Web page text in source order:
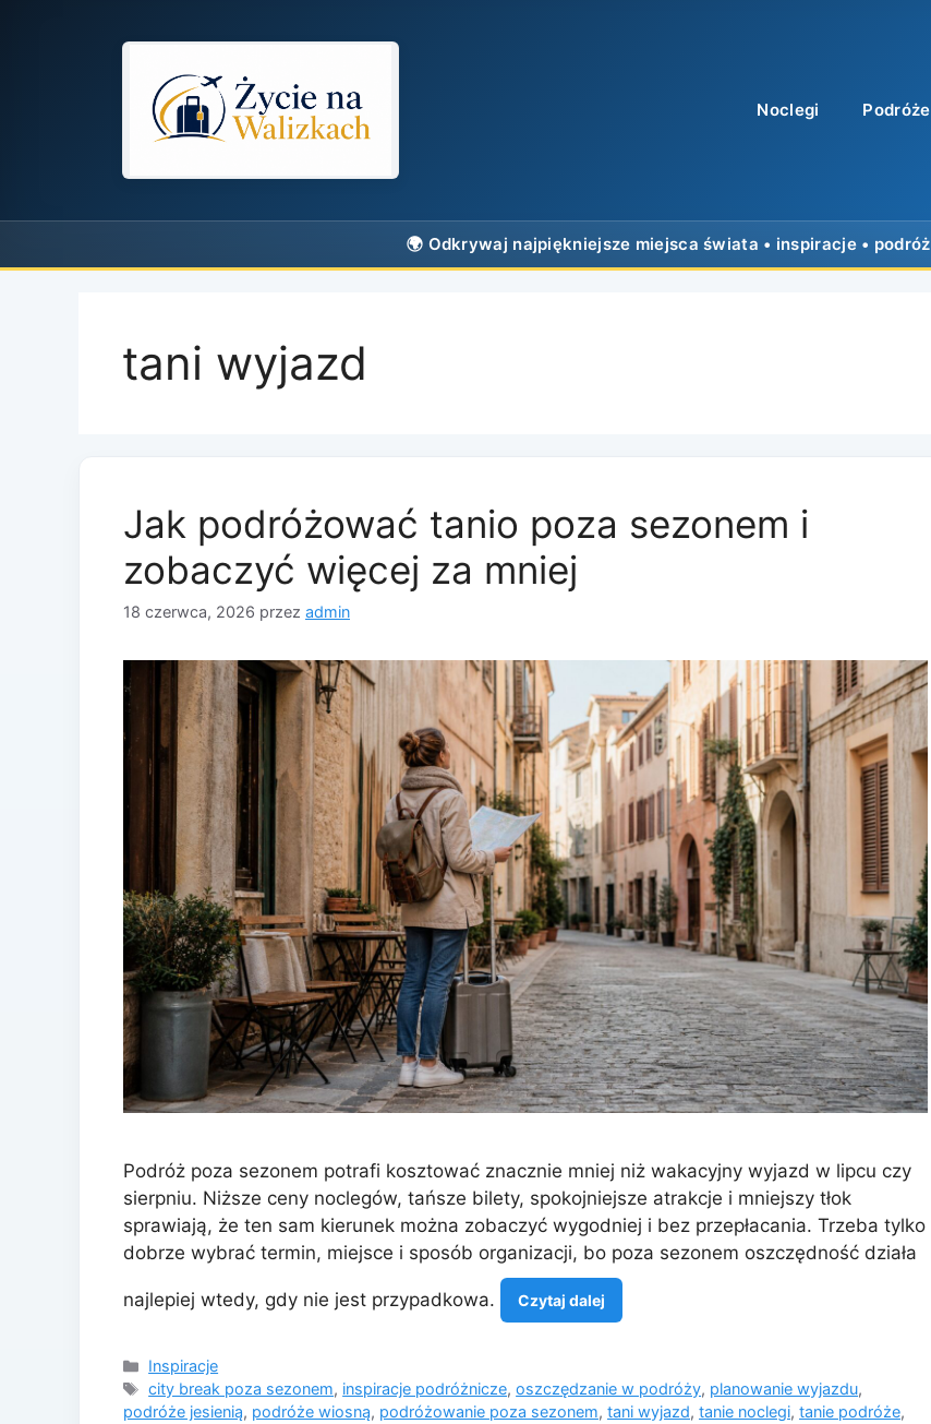
Noclegi Podróże
tani wyjazd
Jak podróżować tanio poza sezonem i
zobaczyć więcej za mniej
18 czerwca, 2026 przez admin
Podróż poza sezonem potrafi kosztować znacznie mniej niż wakacyjny wyjazd w lipcu czy
sierpniu. Niższe ceny noclegów, tańsze bilety, spokojniejsze atrakcje i mniejszy tłok
sprawiają, że ten sam kierunek można zobaczyć wygodniej i bez przepłacania. Trzeba tylko
dobrze wybrać termin, miejsce i sposób organizacji, bo poza sezonem oszczędność działa
najlepiej wtedy, gdy nie jest przypadkowa. Czytaj dalej
Kategorie
Inspiracje
Tagi
city break poza sezonem, inspiracje podróżnicze,oszczędzanie w podróży, planowanie wyjazdu,
podróże jesienią, podróże wiosną, podróżowanie poza sezonem, tani wyjazd, tanie noclegi, tanie podróże,